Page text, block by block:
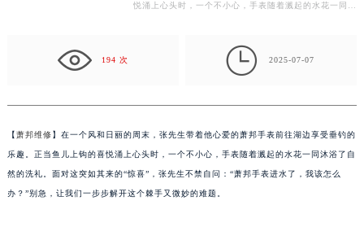
厦门市思明区湖滨东路95号华润大厦写字楼B座11层1104室（需提前预约）
沈阳市沈河区中街路137号亨得利名表服务中心（品牌授权店）1层整层（需提前预约）
悦涌上心头时，一个不小心，手表随着溅起的水花一同沐
194 次  2025-07-07
【 萧邦维修 】在一个风和日丽的周末，张先生带着他心爱的萧邦手表前往湖边享受垂钓的
乐趣。正当鱼儿上钩的喜悦涌上心头时，一个不小心，手表随着溅起的水花一同沐浴了自
然的洗礼。面对这突如其来的“惊喜”，张先生不禁自问：“萧邦手表进水了，我该怎么
办？”别急，让我们一步步解开这个棘手又微妙的难题。